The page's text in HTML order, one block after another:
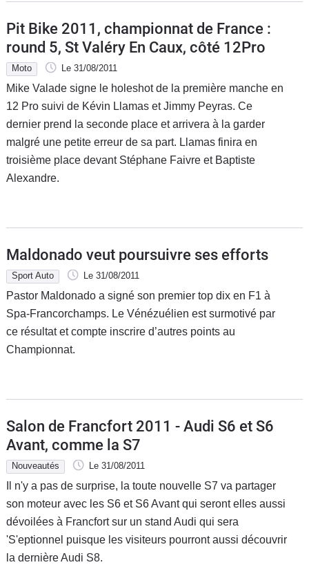
Pit Bike 2011, championnat de France :
round 5, St Valéry En Caux, côté 12Pro
Moto Le 31/08/2011
Mike Valade signe le holeshot de la première manche en
12 Pro suivi de Kévin Llamas et Jimmy Peyras. Ce
dernier prend la seconde place et arrivera à la garder
malgré une petite erreur de sa part. Llamas finira en
troisième place devant Stéphane Faivre et Baptiste
Alexandre.
Maldonado veut poursuivre ses efforts
Sport Auto Le 31/08/2011
Pastor Maldonado a signé son premier top dix en F1 à
Spa-Francorchamps. Le Vénézuélien est surmotivé par
ce résultat et compte inscrire d’autres points au
Championnat.
Salon de Francfort 2011 - Audi S6 et S6
Avant, comme la S7
Nouveautés Le 31/08/2011
Il n'y a pas de surprise, la toute nouvelle S7 va partager
son moteur avec les S6 et S6 Avant qui seront elles aussi
dévoilées à Francfort sur un stand Audi qui sera
'S'eptionnel puisque les visiteurs pourront aussi découvrir
la dernière Audi S8.